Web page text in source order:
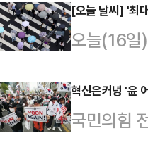
타디움에
컵) 최종 3
시마)에게
국(2승 1
이 좌절됐
[오늘 날씨] '최
오늘(16일
포함한 서
가능성이
많은 양이
혁신은커녕 '윤
국민의힘